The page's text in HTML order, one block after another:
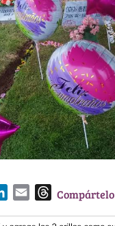
TCompártelo